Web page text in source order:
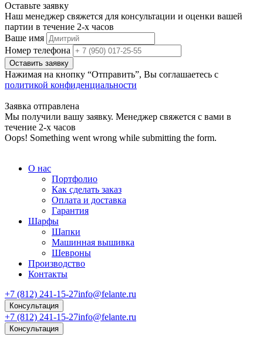
Оставьте заявку
Наш менеджер свяжется для консультации и оценки вашей
партии в течение 2-х часов
Ваше имя
Номер телефона
Нажимая на кнопку “Отправить”, Вы соглашаетесь с
политикой конфиденциальности
Заявка отправлена
Мы получили вашу заявку. Менеджер свяжется с вами в
течение 2-х часов
Oops! Something went wrong while submitting the form.
О нас
Портфолио
Как сделать заказ
Оплата и доставка
Гарантия
Шарфы
Шапки
Машинная вышивка
Шевроны
Производство
Контакты
+7 (812) 241-15-27info@felante.ru
Консультация
+7 (812) 241-15-27info@felante.ru
Консультация